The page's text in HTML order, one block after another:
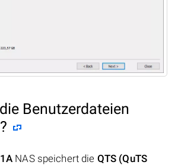
Benutzerdateien
NAS speichert die QTS (QuTS